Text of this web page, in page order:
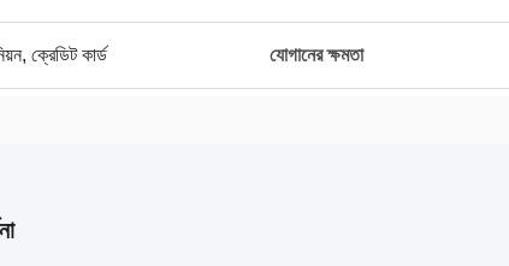
ক্রেডিট কার্ড যোগানের ক্ষমতা